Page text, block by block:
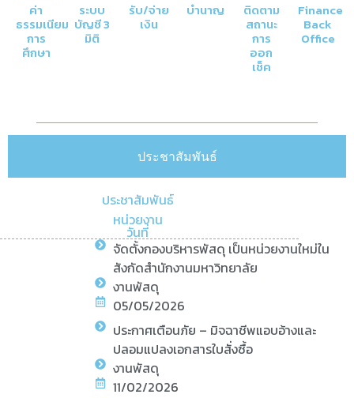
ค่า
ธรรมเนียม
การ
ศึกษา
ระบบ
บัญชี 3
มิติ
รับ/จ่าย
เงิน
บำนาญ ติดตาม
สถานะ
การ
ออก
เช็ค
Finance
Back
Office
ประชาสัมพันธ์
ประชาสัมพันธ์
หน่วยงาน
วันที่
จัดตั้งกองบริหารพัสดุ เป็นหน่วยงานใหม่ใน
สังกัดสำนักงานมหาวิทยาลัย
งานพัสดุ
05/05/2026
ประกาศเตือนภัย – มิจฉาชีพแอบอ้างและ
ปลอมแปลงเอกสารใบสั่งซื้อ
งานพัสดุ
11/02/2026